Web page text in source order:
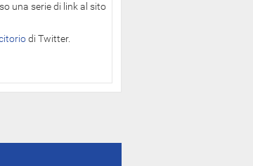
una serie di link al sito
di Twitter.